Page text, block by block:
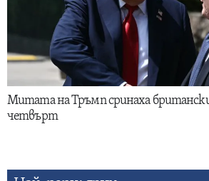
Митата на Тръмп сринаха
четвърт